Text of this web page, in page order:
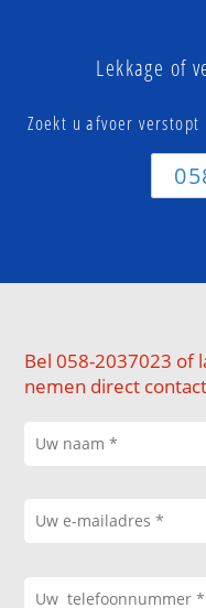
Lekkage of
Zoekt u afvoer
Bel 058-2037023 of
nemen direct